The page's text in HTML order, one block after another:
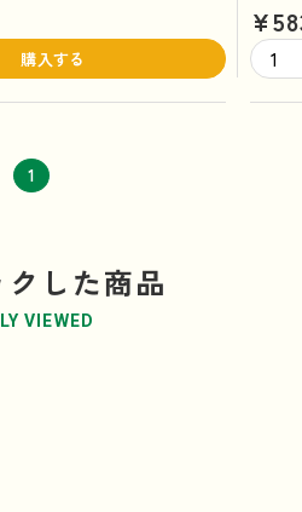
購入する
1
した商品
VIEWED